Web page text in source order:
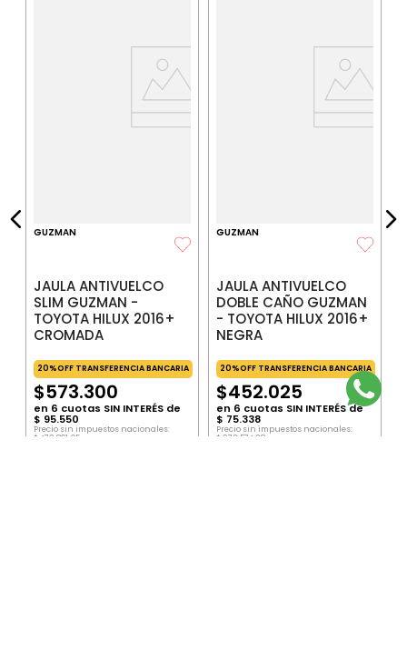
GUZMAN
JAULA ANTIVUELCO
SLIM GUZMAN -
TOYOTA HILUX 2016+
CROMADA
20%OFF TRANSFERENCIA BANCARIA
$573.300
en 6 cuotas SIN INTERÉS de
$ 95.550
Precio sin impuestos nacionales:
$ 473 801 65
GUZMAN
JAULA ANTIVUELCO
DOBLE CAÑO GUZMAN
- TOYOTA HILUX 2016+
NEGRA
20%OFF TRANSFERENCIA BANCARIA
$452.025
en 6 cuotas SIN INTERÉS de
$ 75.338
Precio sin impuestos nacionales:
$ 373 574 38